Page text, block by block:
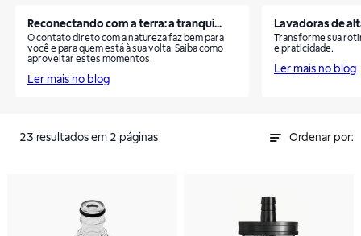
Reconectando com a terra: a tranqui...
O contato direto com a natureza faz bem para
você e para quem está à sua volta. Saiba como
aproveitar estes momentos.
Ler mais no blog
Lavadoras de
Transforme sua
e praticidade.
Ler mais no blog
23 resultados em 2 páginas Ordenar por: